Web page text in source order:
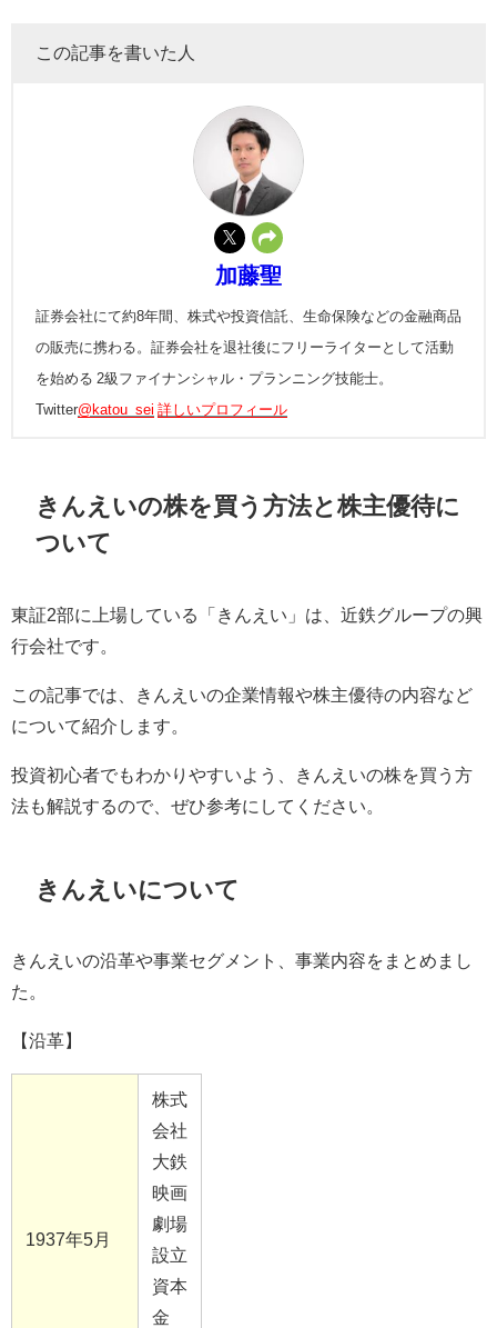
この記事を書いた人
加藤聖
証券会社にて約8年間、株式や投資信託、生命保険などの金融商品
の販売に携わる。証券会社を退社後にフリーライターとして活動
を始める 2級ファイナンシャル・プランニング技能士。
Twitter@katou_sei 詳しいプロフィール
きんえいの株を買う方法と株主優待に
ついて
東証2部に上場している「きんえい」は、近鉄グループの興
行会社です。
この記事では、きんえいの企業情報や株主優待の内容など
について紹介します。
投資初心者でもわかりやすいよう、きんえいの株を買う方
法も解説するので、ぜひ参考にしてください。
きんえいについて
きんえいの沿革や事業セグメント、事業内容をまとめまし
た。
【沿革】
1937年5月
株式
会社
大鉄
映画
劇場
設立
資本
金